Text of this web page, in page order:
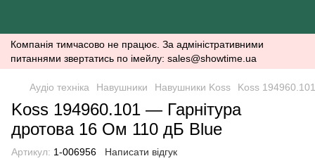
Компанія тимчасово не працює. За адміністративними
питаннями звертатись по імейлу: sales@showtime.ua
Аудіо техніка Навушники Навушники Koss Koss
Koss 194960.101 — Гарнітура
дротова 16 Ом 110 дБ Blue
Артикул: 1-006956 Написати відгук